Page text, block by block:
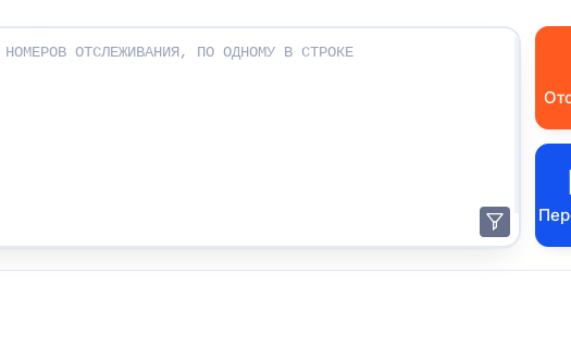
отслеживания: